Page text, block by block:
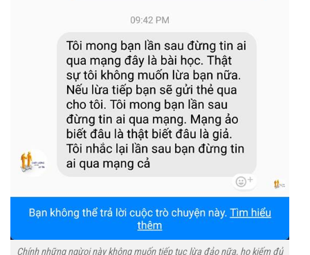
Chính những ngừoi này không muốn tiếp tục lừa đảo nữa, họ kiếm đủ